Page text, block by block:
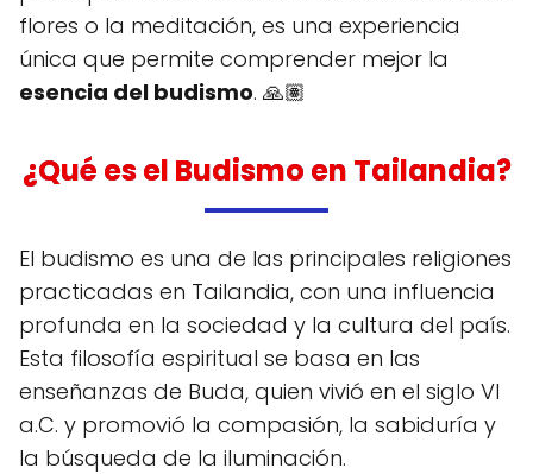
flores o la meditación, es una experiencia
única que permite comprender mejor la
esencia del budismo. 🙏🏽
¿Qué es el Budismo en Tailandia?
El budismo es una de las principales religiones
practicadas en Tailandia, con una influencia
profunda en la sociedad y la cultura del país.
Esta filosofía espiritual se basa en las
enseñanzas de Buda, quien vivió en el siglo VI
a.C. y promovió la compasión, la sabiduría y
la búsqueda de la iluminación.